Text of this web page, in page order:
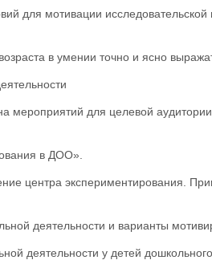
для мотивации
в умении точно и ясно
для целевой аудитории
в ДОО».
центра экспериментирования.
деятельности и варианты
деятельности у детей